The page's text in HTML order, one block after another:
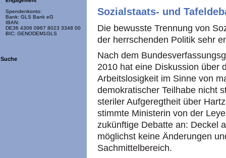
Spendenkonto:
Bank: GLS Bank eG
IBAN:
DE36 4306 0967 8023 3348 00
BIC: GENODEM1GLS
Suche
Sozialstaats- und
Die bewusste Trennung von
der herrschenden Politik sehr
Nach dem
2010 hat eine Diskussion über
Arbeitslosigkeit im Sinne von
demokratischer Teilhabe nicht
steriler Aufgeregtheit über
stimmte Ministerin von der
zukünftige Debatte an: Deckel
möglichst keine Änderungen
Sachmittelbereich.